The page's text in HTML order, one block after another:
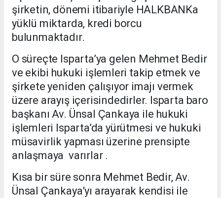
şirketin, dönemi itibariyle HALKBANKa
yüklü miktarda, kredi borcu
bulunmaktadır.
O süreçte Isparta’ya gelen Mehmet Bedir
ve ekibi hukuki işlemleri takip etmek ve
şirkete yeniden çalışıyor imajı vermek
üzere arayış içerisindedirler. Isparta baro
başkanı Av. Ünsal Çankaya ile hukuki
işlemleri Isparta’da yürütmesi ve hukuki
müsavirlik yapması üzerine prensipte
anlaşmaya varırlar .
Kısa bir süre sonra Mehmet Bedir, Av.
Ünsal Çankaya’yı arayarak kendisi ile